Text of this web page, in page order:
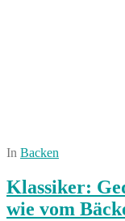
In Backen
Klassiker:
wie vom